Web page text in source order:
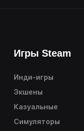
Игры Steam
Инди-игры
Экшены
Казуальные
Симуляторы